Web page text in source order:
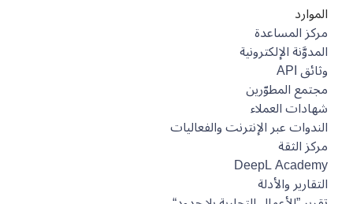
الموارد
مركز المساعدة
المدوَّنة الإلكترونية
وثائق API
مجتمع المطوّرين
شهادات العملاء
الندوات عبر الإنترنت والفعاليات
مركز الثقة
DeepL Academy
التقارير والأدلة